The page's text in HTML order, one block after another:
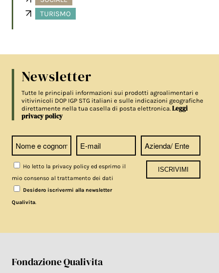
TURISMO
Newsletter
Tutte le principali informazioni sui prodotti agroalimentari e
vitivinicoli DOP IGP STG italiani e sulle indicazioni geografiche
direttamente nella tua casella di posta elettronica.Leggi
privacy policy
Ho letto la privacy policy ed esprimo il
mio consenso al trattamento dei dati
Desidero iscrivermi alla newsletter
Qualivita.
Fondazione Qualivita